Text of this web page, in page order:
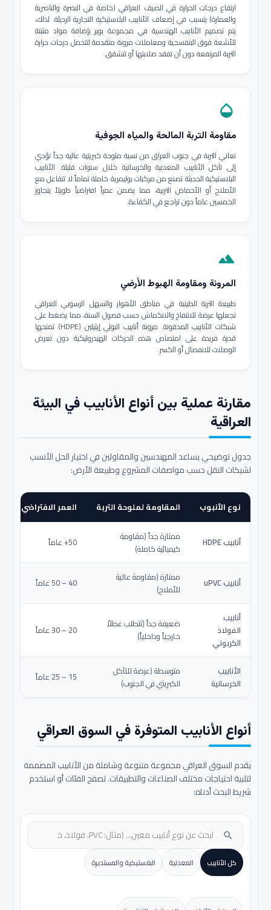
ارتفاع درجات الحرارة في الصيف العراقي (خاصة في البصرة والناصرية
والعمارة) يتسبب في إضعاف الأنابيب البلاستيكية التجارية الرديئة. لذلك،
يتم تصميم الأنابيب الهندسية في مجموعة بوير بإضافة مواد مثبتة
للأشعة فوق البنفسجية ومعاملات مرونة متقدمة لتتحمل درجات حرارة
التربة المرتفعة دون أن تفقد صلابتها أو تتشقق.
opacity
مقاومة التربة المالحة والمياه الجوفية
تعاني التربة في جنوب العراق من نسبة ملوحة كبريتية عالية جداً تؤدي
إلى تآكل الأنابيب المعدنية والخرسانية خلال سنوات قليلة. الأنابيب
البلاستيكية الحديثة تصنع من مركبات بوليمرية خاملة تماماً لا تتفاعل مع
الأملاح أو الأحماض التربية، مما يضمن عمراً افتراضياً طويلاً يتجاوز
الخمسين عاماً دون تراجع في الكفاءة.
terrain
المرونة ومقاومة الهبوط الأرضي
طبيعة التربة الطينية في مناطق الأهوار والسهل الرسوبي العراقي
تجعلها عرضة للانتفاخ والانكماش حسب فصول السنة، مما يضغط على
شبكات الأنابيب المدفونة. مرونة أنابيب البولي إيثيلين (HDPE) تمنحها
قدرة فريدة على امتصاص هذه الحركات الهيدروليكية دون تعرض
الوصلات للانفصال أو الكسر.
مقارنة عملية بين أنواع الأنابيب في البيئة
العراقية
جدول توضيحي يساعد المهندسين والمقاولين في اختيار الحل الأنسب
لشبكات النقل حسب مواصفات المشروع وطبيعة الأرض:
نوع الأنبوب المقاومة لملوحة التربة العمر الافتراضي
أنابيب HDPE
ممتازة جداً (مقاومة
كيميائية كاملة)
50+ عاماً
أنابيب uPVC
ممتازة (مقاومة عالية
للأملاح)
40 – 50 عاماً
أنابيب
الفولاذ
الكربوني
ضعيفة جداً (تتطلب عطلاً
خارجياً وداخلياً)
20 – 30 عاماً
الأنابيب
الخرسانية
متوسطة (عرضة للتآكل
الكبريتي في الجنوب)
15 – 25 عاماً
أنواع الأنابيب المتوفرة في السوق العراقي
يقدم السوق العراقي مجموعة متنوعة وشاملة من الأنابيب المصممة
لتلبية احتياجات مختلف الصناعات والتطبيقات. تصفح الفئات أو استخدم
شريط البحث أدناه:
search
كل الأنابيب المعدنية البلاستيكية والمستديرة